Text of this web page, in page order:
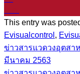
This entry was
Evisualcontrol ,
ข่าวสารแวดวงอุตสา
มีนาคม 2563